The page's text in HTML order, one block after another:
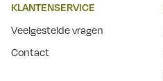
KLANTENSERVICE
Veelgestelde vragen
Contact